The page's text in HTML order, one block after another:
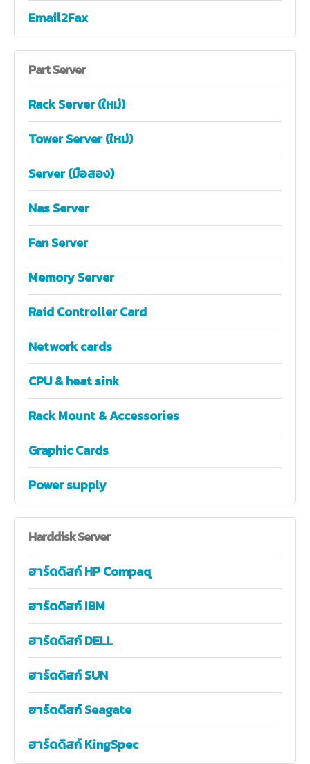
Email2Fax
PartServer
Rack Server (ใหม่)
Tower Server (ใหม่)
Server (มือสอง)
Nas Server
Fan Server
Memory Server
Raid Controller Card
Network cards
CPU & heat sink
Rack Mount & Accessories
Graphic Cards
Power supply
HarddiskServer
ฮาร์ดดิสก์ HP Compaq
ฮาร์ดดิสก์ IBM
ฮาร์ดดิสก์ DELL
ฮาร์ดดิสก์ SUN
ฮาร์ดดิสก์ Seagate
ฮาร์ดดิสก์ KingSpec